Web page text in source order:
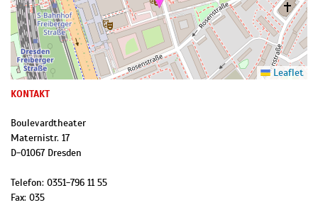
Leaflet
KONTAKT
Boulevardtheater
Maternistr. 17
D-01067 Dresden
Telefon: 0351-796 11 55
Fax: 035